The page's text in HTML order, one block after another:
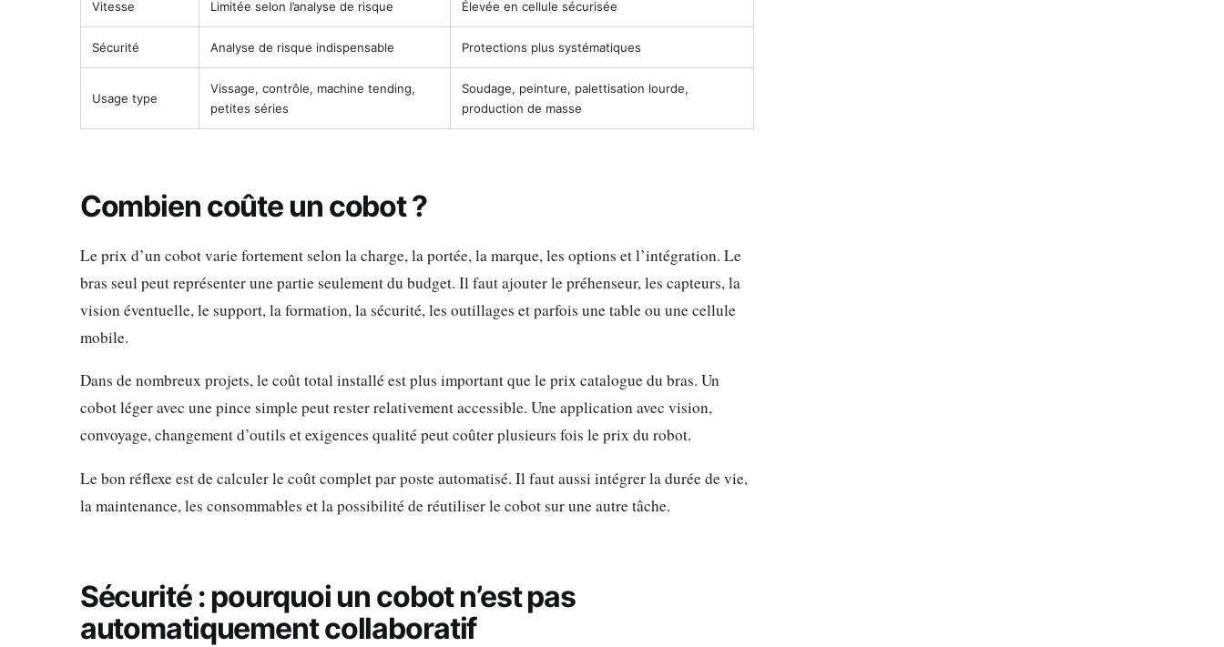
Vitesse Limitée selon l’analyse de risque Élevée en cellule sécurisée
Sécurité Analyse de risque indispensable Protections plus systématiques
Usage type
Vissage, contrôle, machine tending,
petites séries
Soudage, peinture, palettisation lourde,
production de masse
Combien coûte un cobot ?
Le prix d’un cobot varie fortement selon la charge, la portée, la marque, les options et l’intégration. Le
bras seul peut représenter une partie seulement du budget. Il faut ajouter le préhenseur, les capteurs, la
vision éventuelle, le support, la formation, la sécurité, les outillages et parfois une table ou une cellule
mobile.
Dans de nombreux projets, le coût total installé est plus important que le prix catalogue du bras. Un
cobot léger avec une pince simple peut rester relativement accessible. Une application avec vision,
convoyage, changement d’outils et exigences qualité peut coûter plusieurs fois le prix du robot.
Le bon réflexe est de calculer le coût complet par poste automatisé. Il faut aussi intégrer la durée de vie,
la maintenance, les consommables et la possibilité de réutiliser le cobot sur une autre tâche.
Sécurité : pourquoi un cobot n’est pas
automatiquement collaboratif